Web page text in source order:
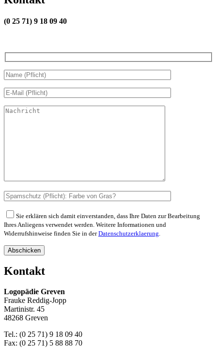
(0 25 71) 9 18 09 40
Sie erklären sich damit einverstanden, dass Ihre Daten zur Bearbeitung
Ihres Anliegens verwendet werden. Weitere Informationen und
Widerrufshinweise finden Sie in derDatenschutzerklaerung
Abschicken
Kontakt
Logopädie Greven
Frauke Reddig-Jopp
Martinistr. 45
48268 Greven
Tel.: (0 25 71) 9 18 09 40
Fax: (0 25 71) 5 88 88 70